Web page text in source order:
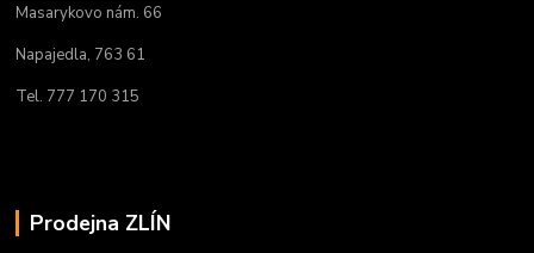
Masarykovo nám. 66
Napajedla, 763 61
Tel. 777 170 315
Prodejna ZLÍN